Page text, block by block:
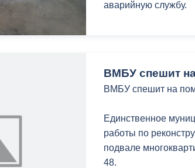
Выборы 2026
аварийную службу.
ВМБУ спешит
ВМБУ спешит на
Единственное
работы по
подвале
48.